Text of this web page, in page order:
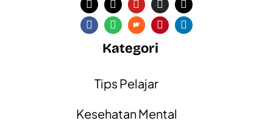
Kategori
Tips Pelajar
Kesehatan Mental